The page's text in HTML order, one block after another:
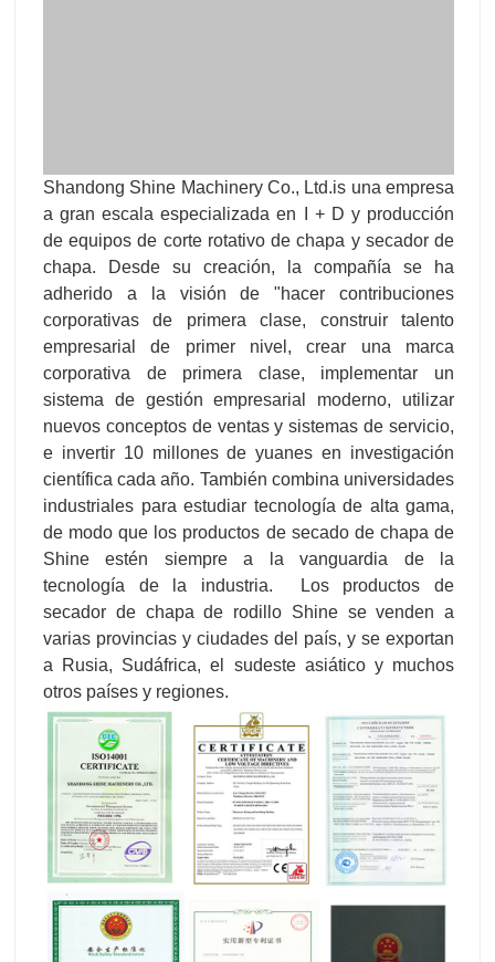
Shandong Shine Machinery Co., Ltd.is una empresa
a gran escala especializada en I + D y producción
de equipos de corte rotativo de chapa y secador de
chapa. Desde su creación, la compañía se ha
adherido a la visión de "hacer contribuciones
corporativas de primera clase, construir talento
empresarial de primer nivel, crear una marca
corporativa de primera clase, implementar un
sistema de gestión empresarial moderno, utilizar
nuevos conceptos de ventas y sistemas de servicio,
e invertir 10 millones de yuanes en investigación
científica cada año. También combina universidades
industriales para estudiar tecnología de alta gama,
de modo que los productos de secado de chapa de
Shine estén siempre a la vanguardia de la
tecnología de la industria. Los productos de
secador de chapa de rodillo Shine se venden a
varias provincias y ciudades del país, y se exportan
a Rusia, Sudáfrica, el sudeste asiático y muchos
otros países y regiones.